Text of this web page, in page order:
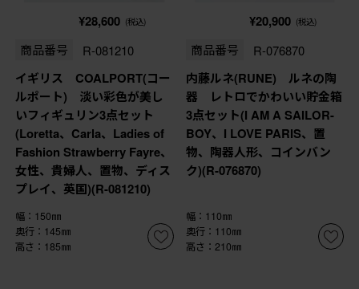
¥28,600 (税込)
商品番号 R-081210
イギリス COALPORT(コー
ルポート) 淡い彩色が美し
いフィギュリン3点セット
(Loretta、Carla、Ladies of
Fashion Strawberry Fayre、
女性、貴婦人、置物、ディス
プレイ、英国)(R-081210)
幅：150㎜
奥行：145㎜
高さ：185㎜
¥20,900 (税込)
商品番号 R-076870
内藤ルネ(RUNE) ルネの陶
器 レトロでかわいい貯金箱
3点セット(I AM A SAILOR-
BOY、I LOVE PARIS、置
物、陶器人形、コインバン
ク)(R-076870)
幅：110㎜
奥行：110㎜
高さ：210㎜